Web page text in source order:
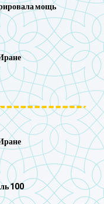
мощь
100